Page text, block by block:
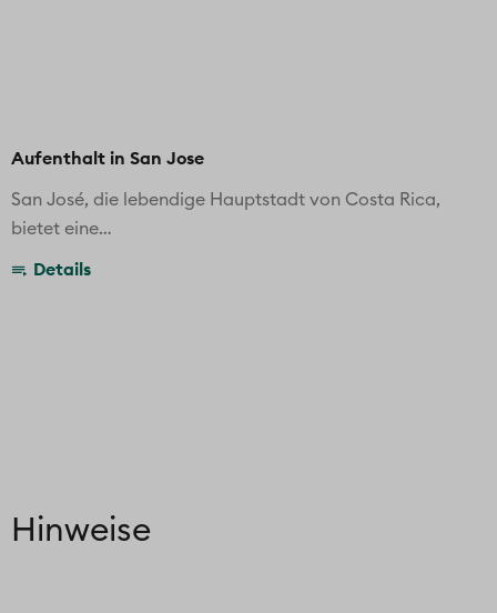
Aufenthalt in San Jose
San José, die lebendige Hauptstadt von Costa Rica,
bietet eine…
Details
Hinweise